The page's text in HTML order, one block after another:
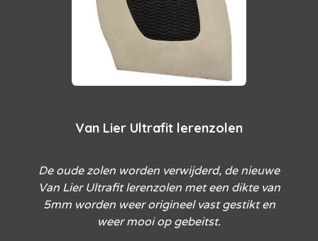
Van Lier Ultrafit lerenzolen
De oude zolen worden verwijderd, de nieuwe
Van Lier Ultrafit lerenzolen met een dikte van
5mm worden weer origineel vast gestikt en
weer mooi op gebeitst.